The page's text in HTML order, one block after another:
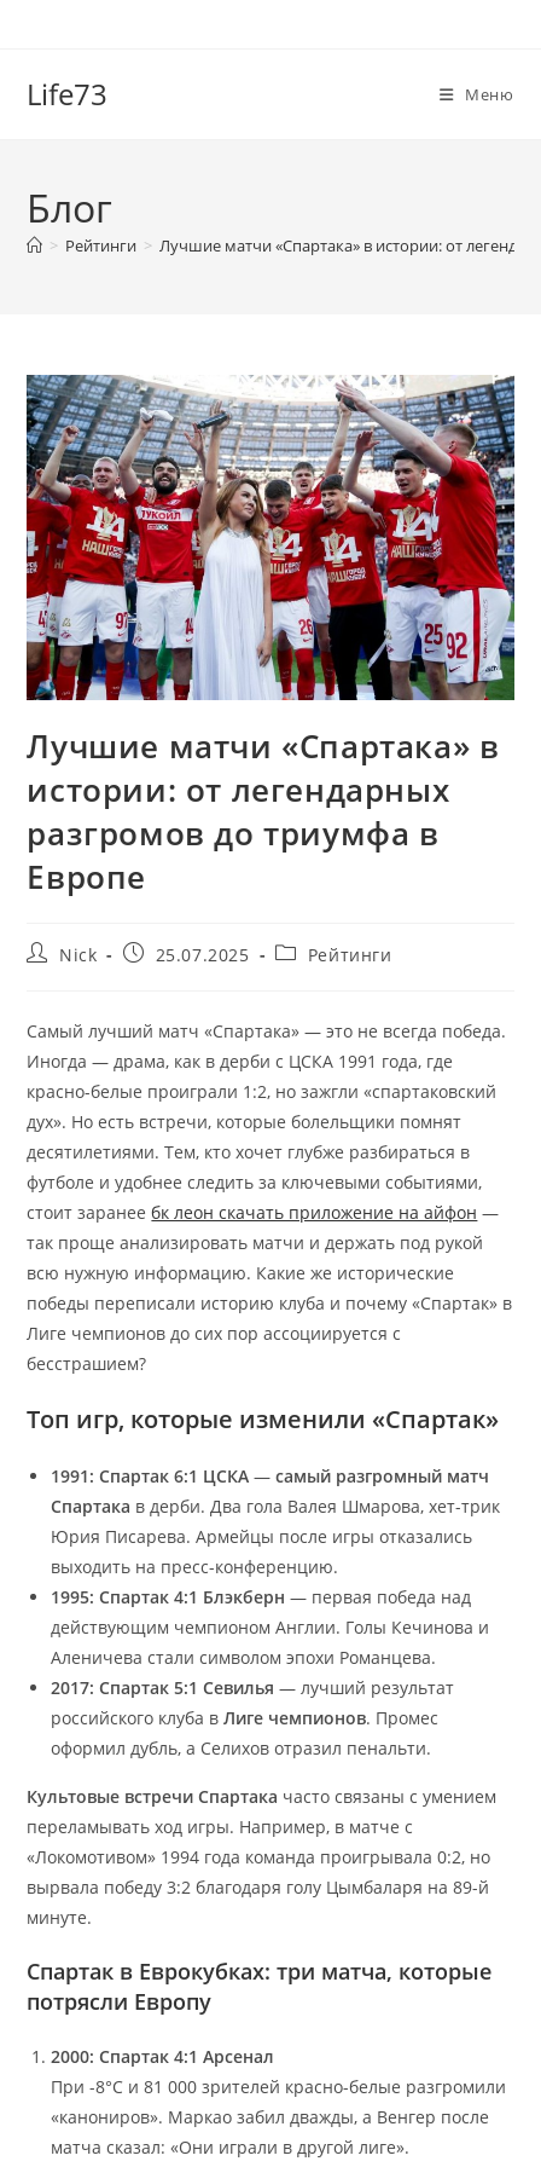
Life73 Меню
Блог
> Рейтинги > Лучшие матчи «Спартака» в истории: от
Лучшие матчи «Спартака» в
истории: от легендарных
разгромов до триумфа в
Европе
АвторNick
Запись25.07.2025
РубрикаРейтинги
Самый лучший матч «Спартака» — это не всегда победа.
Иногда — драма, как в дерби с ЦСКА 1991 года, где
красно-белые проиграли 1:2, но зажгли «спартаковский
дух». Но есть встречи, которые болельщики помнят
десятилетиями. Тем, кто хочет глубже разбираться в
футболе и удобнее следить за ключевыми событиями,
стоит заранеебк леон скачать приложение на айфон —
так проще анализировать матчи и держать под рукой
всю нужную информацию. Какие же исторические
победы переписали историю клуба и почему «Спартак» в
Лиге чемпионов до сих пор ассоциируется с
бесстрашием?
Топ игр, которые изменили «Спартак»
1991: Спартак 6:1 ЦСКА —самый разгромный матч
Спартака в дерби. Два гола Валея Шмарова, хет-трик
Юрия Писарева. Армейцы после игры отказались
выходить на пресс-конференцию.
1995: Спартак 4:1 Блэкберн — первая победа над
действующим чемпионом Англии. Голы Кечинова и
Аленичева стали символом эпохи Романцева.
2017: Спартак 5:1 Севилья — лучший результат
российского клуба вЛиге чемпионов. Промес
оформил дубль, а Селихов отразил пенальти.
Культовые встречи Спартака часто связаны с умением
переламывать ход игры. Например, в матче с
«Локомотивом» 1994 года команда проигрывала 0:2, но
вырвала победу 3:2 благодаря голу Цымбаларя на 89-й
минуте.
Спартак в Еврокубках: три матча, которые
потрясли Европу
2000: Спартак 4:1 Арсенал
При -8°C и 81 000 зрителей красно-белые разгромили
«канониров». Маркао забил дважды, а Венгер после
матча сказал: «Они играли в другой лиге».